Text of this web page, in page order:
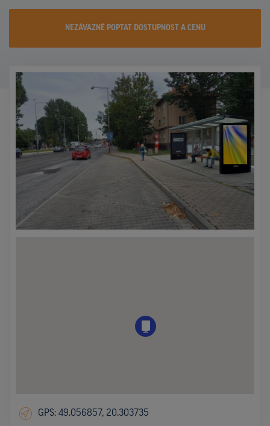
KDO JSME
PROMO AKCE
NEZÁVAZNĚ POPTAT DOSTUPNOST A CENU
GPS: 49.056857, 20.303735